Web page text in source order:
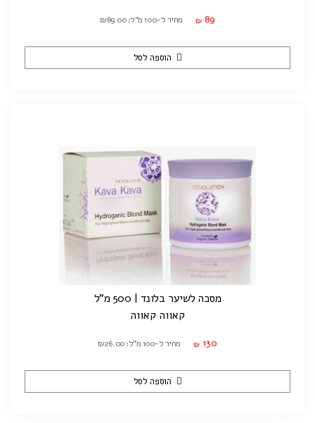
₪ 89 מחיר ל-100 מ"ל: ₪89.00
הוספה לסל
מסכה לשיער בלונד | 500 מ"ל
קאווה קאווה
₪ 130 מחיר ל-100 מ"ל: ₪26.00
הוספה לסל